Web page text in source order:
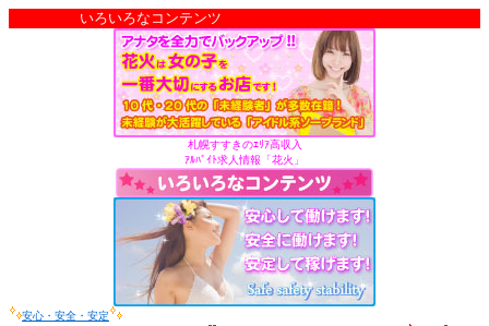
いろいろなコンテンツ
札幌すすきのｴﾘｱ高収入
ｱﾙﾊﾞｲﾄ求人情報「花火」
安心・安全・安定